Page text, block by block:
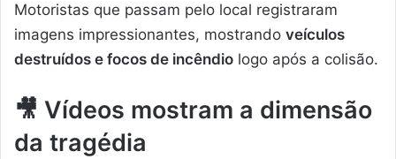
Motoristas que passam pelo local registraram
imagens impressionantes, mostrando veículos
destruídos e focos de incêndio logo após a colisão.
🎥 Vídeos mostram a dimensão
da tragédia